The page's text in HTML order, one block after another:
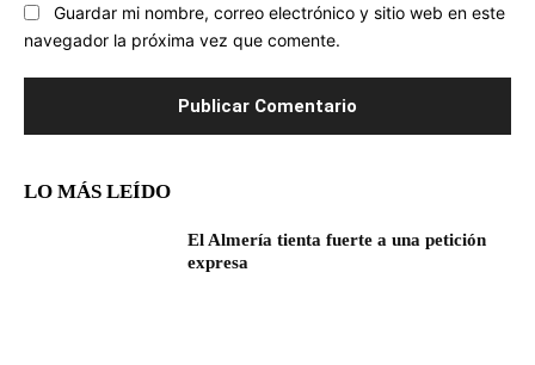
Guardar mi nombre, correo electrónico y sitio web en este
navegador la próxima vez que comente.
LO MÁS LEÍDO
El Almería tienta fuerte a una petición
expresa